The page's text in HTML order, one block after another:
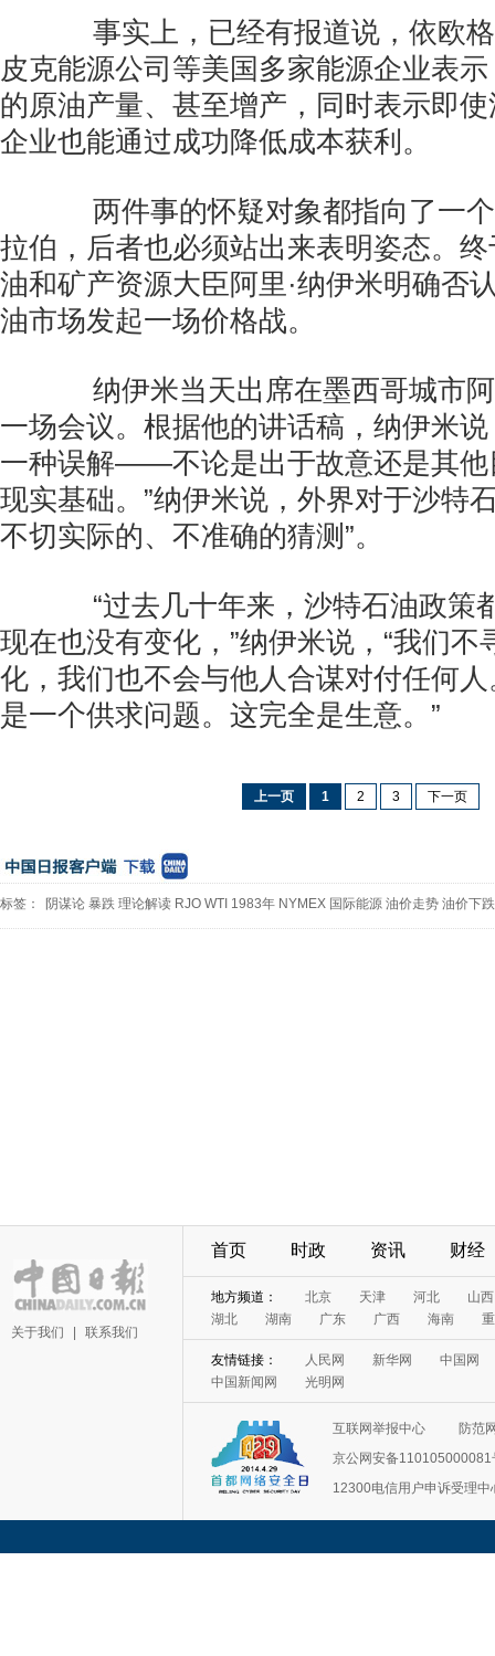
事实上，已经有报道说，依欧格
皮克能源公司等美国多家能源企业表
的原油产量、甚至增产，同时表示即
企业也能通过成功降低成本获利。
两件事的怀疑对象都指向了一
拉伯，后者也必须站出来表明姿态。
油和矿产资源大臣阿里·纳伊米明确否
油市场发起一场价格战。
纳伊米当天出席在墨西哥城市阿
一场会议。根据他的讲话稿，纳伊米
一种误解——不论是出于故意还是其他
现实基础。”纳伊米说，外界对于沙特
不切实际的、不准确的猜测”。
“过去几十年来，沙特石油政策
现在也没有变化，”纳伊米说，“我们不
化，我们也不会与他人合谋对付任何
是一个供求问题。这完全是生意。”
上一页 1 2 3 下一页
标签： 阴谋论 暴跌 理论解读 RJO WTI 1983年 NYMEX 国际能源 油价走势 油价下跌
关于我们 联系我们
首页 时政 资讯 财经
地方频道： 北京 天津 河北
山西
湖北
湖南 广东 广西 海南
友情链接： 人民网 新华网
中国网
中国新闻网
光明网
互联网举报中心
防范
京公网安备110105000081
12300电信用户申诉受理中